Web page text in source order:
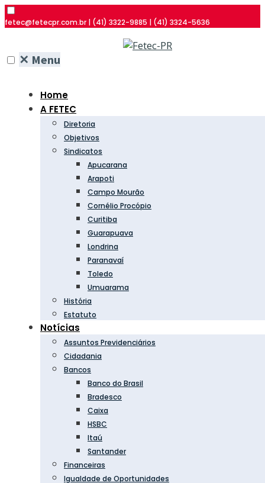
fetec@fetecpr.com.br | (41) 3322-9885 | (41) 3324-5636
✕ Menu
Home
A FETEC
Diretoria
Objetivos
Sindicatos
Apucarana
Arapoti
Campo Mourão
Cornélio Procópio
Curitiba
Guarapuava
Londrina
Paranavaí
Toledo
Umuarama
História
Estatuto
Notícias
Assuntos Previdenciários
Cidadania
Bancos
Banco do Brasil
Bradesco
Caixa
HSBC
Itaú
Santander
Financeiras
Igualdade de Oportunidades